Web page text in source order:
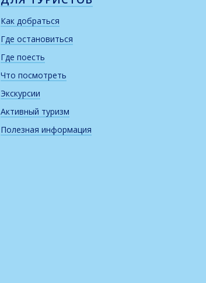
Как добраться
Где остановиться
Где поесть
Что посмотреть
Экскурсии
Активный туризм
Полезная информация